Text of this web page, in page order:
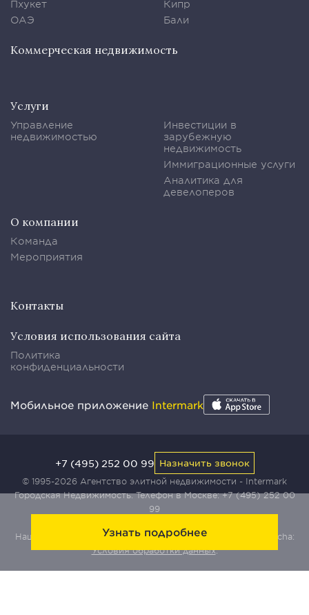
Узнать подробнее
Пхукет
ОАЭ
Кипр
Бали
Коммерческая недвижимость
Услуги
Управление
недвижимостью
Инвестиции в
зарубежную
недвижимость
Иммиграционные услуги
Аналитика для
девелоперов
О компании
Команда
Мероприятия
Контакты
Условия использования сайта
Политика
конфиденциальности
Мобильное приложение Intermark
© 1995-2026 Агентство элитной недвижимости - Intermark
Городская Недвижимость. Телефон в Москве:+7 (495) 252 00
99
Наш сайт защищен с помощью сервиса Yandex SmartCaptcha:
Условия обработки данных.
+7 (495) 252 00 99 Назначить звонок